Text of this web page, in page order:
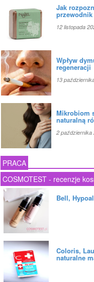
Jak
12 listopada
Wpływ
regeneracji
13
Mikrobiom
naturalną
2 października
PRACA
COSMOTEST - recenzje
Bell,
Coloris,
naturalne